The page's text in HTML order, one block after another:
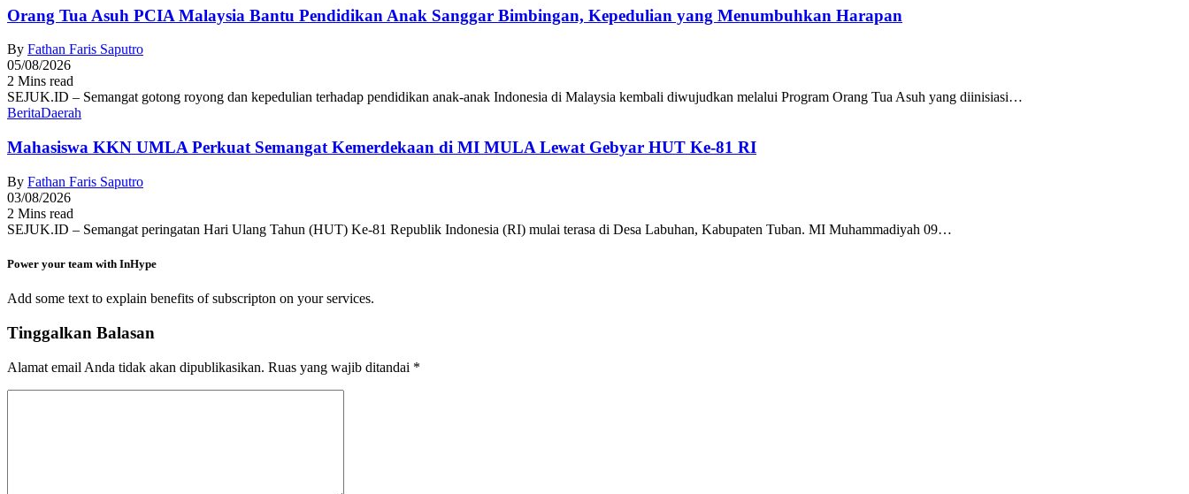
Orang Tua Asuh PCIA Malaysia Bantu Pendidikan Anak Sanggar Bimbingan, Kepedulian yang Menumbuhkan Harapan
By Fathan Faris Saputro
05/08/2026
2 Mins read
SEJUK.ID – Semangat gotong royong dan kepedulian terhadap pendidikan anak-anak Indonesia di Malaysia kembali diwujudkan melalui Program Orang Tua Asuh yang diinisiasi…
BeritaDaerah
Mahasiswa KKN UMLA Perkuat Semangat Kemerdekaan di MI MULA Lewat Gebyar HUT Ke-81 RI
By Fathan Faris Saputro
03/08/2026
2 Mins read
SEJUK.ID – Semangat peringatan Hari Ulang Tahun (HUT) Ke-81 Republik Indonesia (RI) mulai terasa di Desa Labuhan, Kabupaten Tuban. MI Muhammadiyah 09…
Power your team with InHype
Add some text to explain benefits of subscripton on your services.
Tinggalkan Balasan
Alamat email Anda tidak akan dipublikasikan. Ruas yang wajib ditandai *